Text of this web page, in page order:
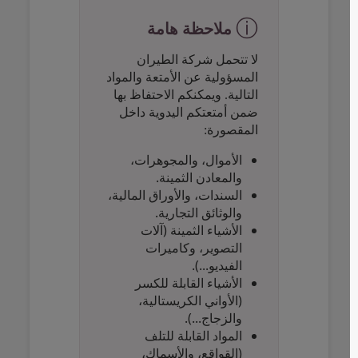
ⓘملاحظة هامة
لا تتحمل شركة الطيران
المسؤولية عن الأمتعة والمواد
التالية. ويمكنكم الاحتفاظ بها
ضمن أمتعتكم اليدوية داخل
المقصورة:
الأموال، والمجوهرات،
والمعادن الثمينة.
السندات، والأوراق المالية،
والوثائق التجارية.
الأشياء الثمينة (آلات
التصوير، وكاميرات
الفيديو...).
الأشياء القابلة للكسر
(الأواني الكريستالية،
والزجاج...).
المواد القابلة للتلف
(القواقع، والأسماك،